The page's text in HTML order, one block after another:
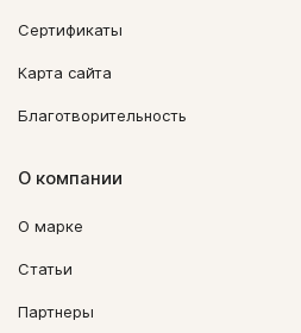
Сертификаты
Карта сайта
Благотворительность
О компании
О марке
Статьи
Партнеры